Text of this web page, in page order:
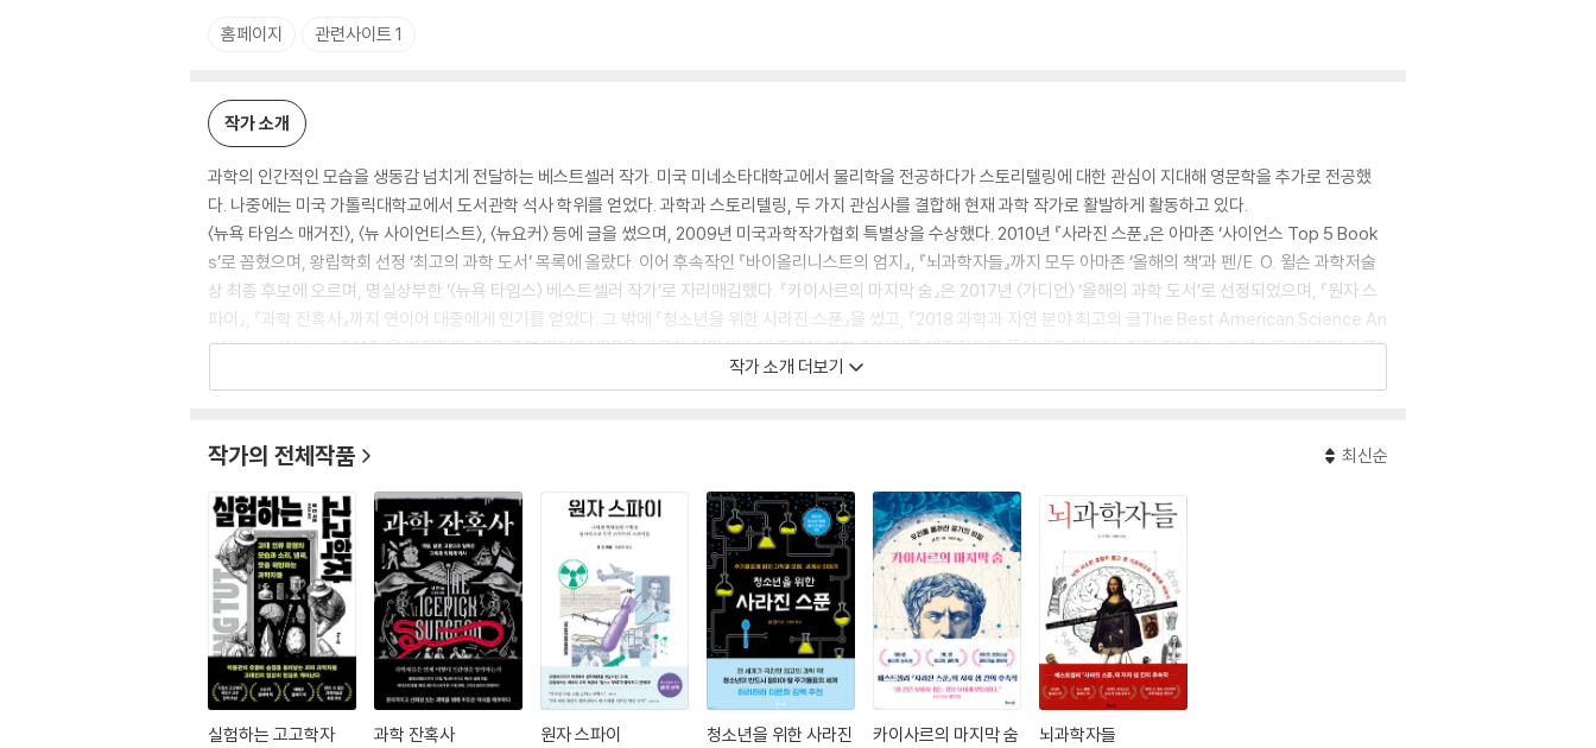
홈페이지 관련사이트 1
작가 소개
과학의 인간적인 모습을 생동감 넘치게 전달하는 베스트셀러 작가. 미국 미네소타대학교에서 물리학을 전공하다가 스토리텔링에 대한 관심이 지대해 영문학을 추가로 전공했
다. 나중에는 미국 가톨릭대학교에서 도서관학 석사 학위를 얻었다. 과학과 스토리텔링, 두 가지 관심사를 결합해 현재 과학 작가로 활발하게 활동하고 있다.
〈뉴욕 타임스 매거진〉, 〈뉴 사이언티스트〉, 〈뉴요커〉 등에 글을 썼으며, 2009년 미국과학작가협회 특별상을 수상했다. 2010년 『사라진 스푼』은 아마존 ‘사이언스 Top 5 Book
s’로 꼽혔으며, 왕립학회 선정 ‘최고의 과학 도서’ 목록에 올랐다. 이어 후속작인 『바이올리니스트의 엄지』, 『뇌과학자들』까지 모두 아마존 ‘올해의 책’과 펜/E. O. 윌슨 과학저술
상 최종 후보에 오르며, 명실상부한 ‘〈뉴욕 타임스〉 베스트셀러 작가’로 자리매김했다. 『카이사르의 마지막 숨』은 2017년 〈가디언〉 ‘올해의 과학 도서’로 선정되었으며, 『원자 스
파이』, 『과학 잔혹사』까지 연이어 대중에게 인기를 얻었다. 그 밖에 『청소년을 위한 사라진 스푼』을 썼고, 『2018 과학과 자연 분야 최고의 글The Best American Science An
d Nature Writing 2018』을 편집했다. 미국 공영 라디오NPR을 비롯한 여러 방송에 출연해 과학 이야기를 대중적으로 풀어내고 있으며, 직접 진행하는 팟캐스트 〈사라진 스푼〉
작가 소개 더보기
작가의 전체작품 최신순
실험하는 고고학자 과학 잔혹사 원자 스파이
청소년을 위한 사라진
카이사르의 마지막 숨 뇌과학자들